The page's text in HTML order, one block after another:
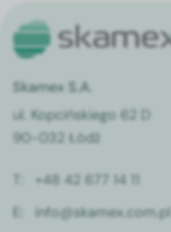
Skamex S.A.
ul. Kopcińskiego 62 D
90-032 Łódź
T:
+48 42 677 14 11
E:
info@skamex.com.pl